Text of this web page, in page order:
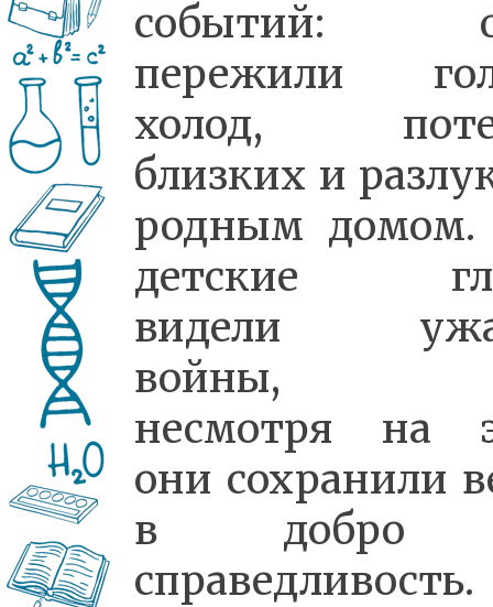
событий:
пережили
холод,
близких и
родным
детские
видели
войны,
несмотря на
они сохранили
в добро
справедливость.